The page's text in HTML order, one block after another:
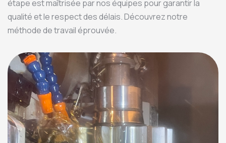
étape est maîtrisée par nos équipes pour garantir la
qualité et le respect des délais. Découvrez notre
méthode de travail éprouvée.